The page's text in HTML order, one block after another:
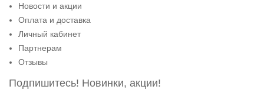
Новости и акции
Оплата и доставка
Личный кабинет
Партнерам
Отзывы
Подпишитесь! Новинки, акции!